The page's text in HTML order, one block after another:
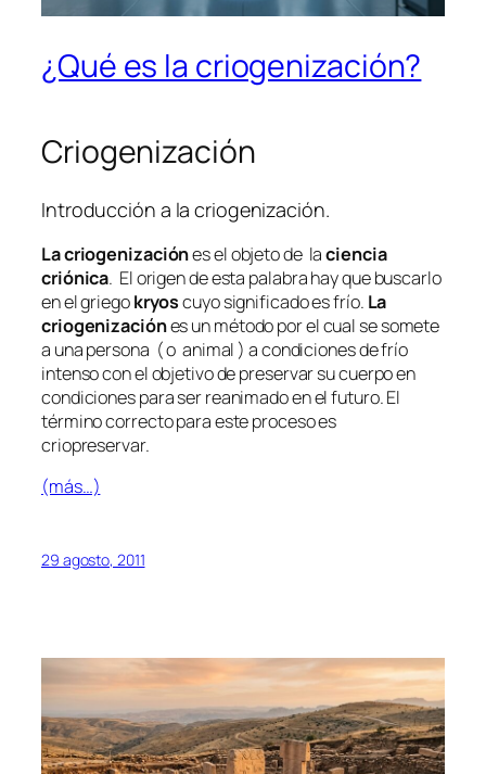
¿Qué es la criogenización?
Criogenización
Introducción a la criogenización.
La criogenizaciónes el objeto de laciencia
criónica. El origen de esta palabra hay que buscarlo
en el griegokryoscuyo significado es frío. La
criogenizaciónes un método por el cual se somete
a una persona ( o animal ) a condiciones de frío
intenso con el objetivo de preservar su cuerpo en
condiciones para ser reanimado en el futuro. El
término correcto para este proceso es
criopreservar.
(más…)
29 agosto, 2011